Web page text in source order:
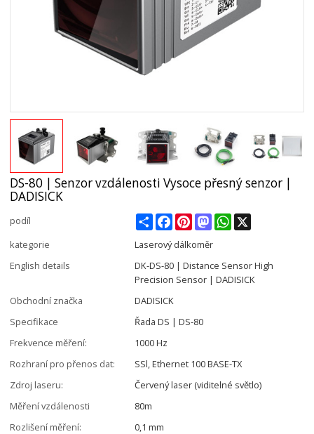
DS-80 | Senzor vzdálenosti Vysoce přesný senzor |
DADISICK
podíl ShareFacebookPinterestMastodonWhatsApp
kategorie
Laserový dálkoměr
English details
DK-DS-80 | Distance Sensor High
Precision Sensor | DADISICK
Obchodní značka
DADISICK
Specifikace
Řada DS | DS-80
Frekvence měření:
1000 Hz
Rozhraní pro přenos dat:
SSl, Ethernet 100 BASE-TX
Zdroj laseru:
Červený laser (viditelné světlo)
Měření vzdálenosti
80m
Rozlišení měření:
0,1 mm